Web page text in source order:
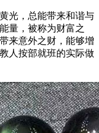
光，总能带来和谐与
量，被称为财富之
来意外之财，能够增
人按部就班的实际做